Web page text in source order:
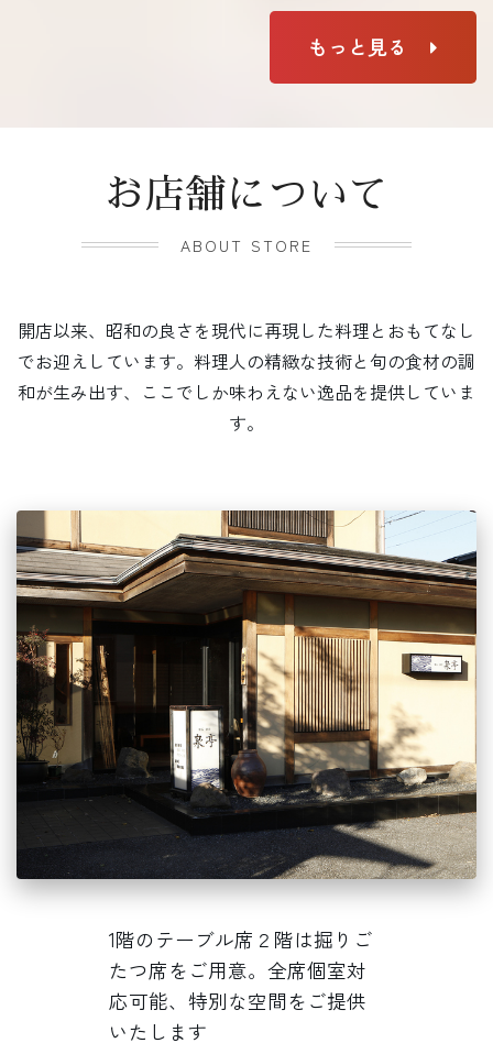
もっと見る
お店舗について
ABOUT STORE
開店以来、昭和の良さを現代に再現した料理とおもてなし
でお迎えしています。料理人の精緻な技術と旬の食材の調
和が生み出す、ここでしか味わえない逸品を提供していま
す。
1階のテーブル席２階は掘りご
たつ席をご用意。全席個室対
応可能、特別な空間をご提供
いたします